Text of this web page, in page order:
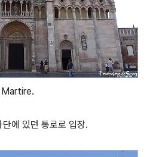
에 있던 통로로 입장.